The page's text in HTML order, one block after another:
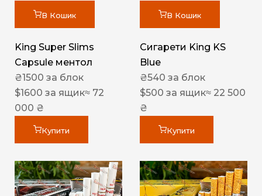
В Кошик
King Super Slims
Capsule ментол
₴1500 за блок
$1600 за ящик≈ 72
000 ₴
Купити
В Кошик
Сигарети King KS
Blue
₴540 за блок
$500 за ящик≈ 22 500
₴
Купити